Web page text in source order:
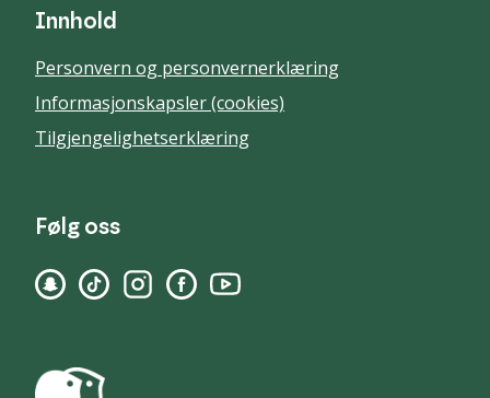
Innhold
Personvern og personvernerklæring
Informasjonskapsler (cookies)
Tilgjengelighetserklæring
Følg oss